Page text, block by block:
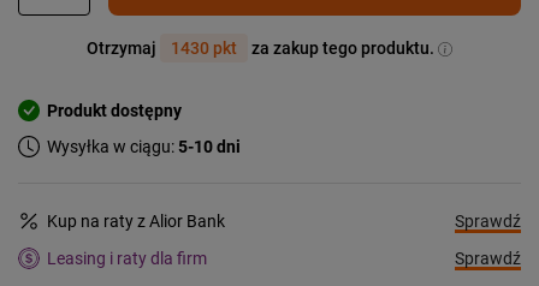
Otrzymaj 1430 pkt za zakup tego produktu.
Produkt dostępny
Wysyłka w ciągu:5-10 dni
Kup na raty z Alior Bank
Sprawdź
Leasing i raty dla firm
Sprawdź